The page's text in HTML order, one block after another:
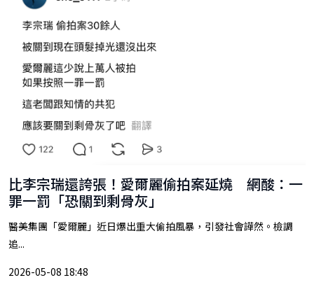
比李宗瑞還誇張！愛爾麗偷拍案延燒 網酸：一
罪一罰「恐關到剩骨灰」
醫美集團「愛爾麗」近日爆出重大偷拍風暴，引發社會譁然。檢調
追...
2026-05-08 18:48